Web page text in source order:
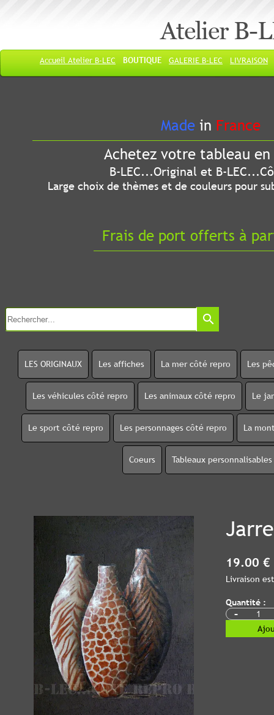
Atelier B-
Accueil Atelier B-LEC BOUTIQUE GALERIE B-LEC LIVRAISON
Made in France
Achetez votre tableau
B-LEC...Original et B-
Large choix de thèmes et de couleurs pour
Frais de port offerts à
search
LES ORIGINAUX Les affiches La mer côté repro Les
Les véhicules côté repro Les animaux côté repro Le
Le sport côté repro Les personnages côté repro La
Coeurs Tableaux personnalisables
19.00 €
Livraison
Quantité :
-